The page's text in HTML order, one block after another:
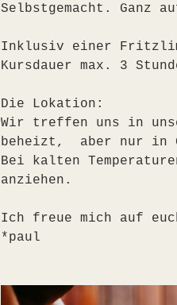
Selbstgemacht. Ganz
Inklusiv einer
Kursdauer max. 3
Die Lokation:
Wir treffen uns in
beheizt,  aber nur in
Bei kalten
anziehen.
Ich freue mich auf
*paul